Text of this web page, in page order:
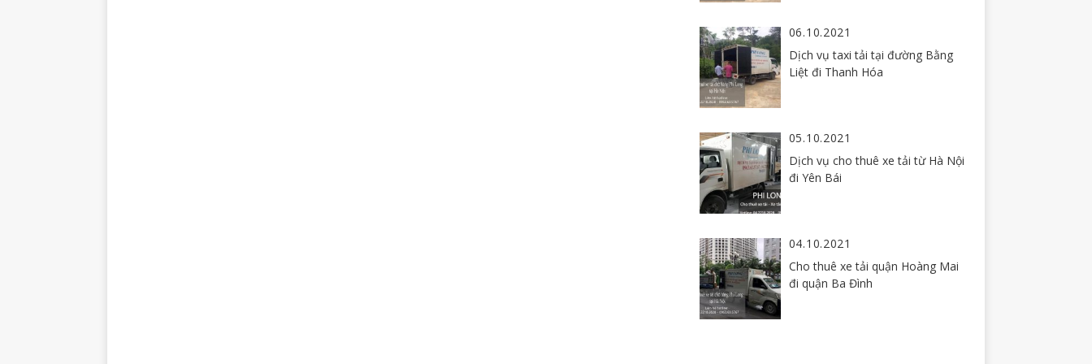
06.10.2021
Dịch vụ taxi tải tại đường Bằng
Liệt đi Thanh Hóa
05.10.2021
Dịch vụ cho thuê xe tải từ Hà Nội
đi Yên Bái
04.10.2021
Cho thuê xe tải quận Hoàng Mai
đi quận Ba Đình